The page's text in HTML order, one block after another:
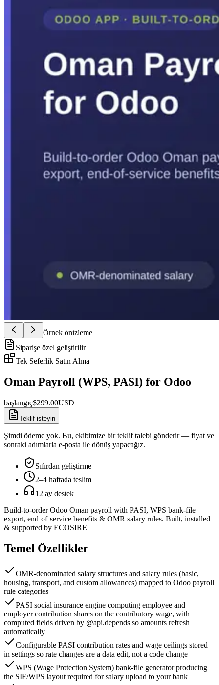
Örnek önizleme
Siparişe özel geliştirilir
Tek Seferlik Satın Alma
Oman Payroll (WPS, PASI) for Odoo
başlangıç$299.00USD
Teklif isteyin
Şimdi ödeme yok. Bu, ekibimize bir teklif talebi gönderir — fiyat ve
sonraki adımlarla e-posta ile dönüş yapacağız.
Sıfırdan geliştirme
2–4 haftada teslim
12 ay destek
Build-to-order Odoo Oman payroll with PASI, WPS bank-file
export, end-of-service benefits & OMR salary rules. Built, installed
& supported by ECOSIRE.
Temel Özellikler
OMR-denominated salary structures and salary rules (basic,
housing, transport, and custom allowances) mapped to Odoo payroll
rule categories
PASI social insurance engine computing employee and
employer contribution shares on the contributory wage, with
computed fields driven by @api.depends so amounts refresh
automatically
Configurable PASI contribution rates and wage ceilings stored
in settings so rate changes are a data edit, not a code change
WPS (Wage Protection System) bank-file generator producing
the SIF/WPS layout required for salary upload to your bank